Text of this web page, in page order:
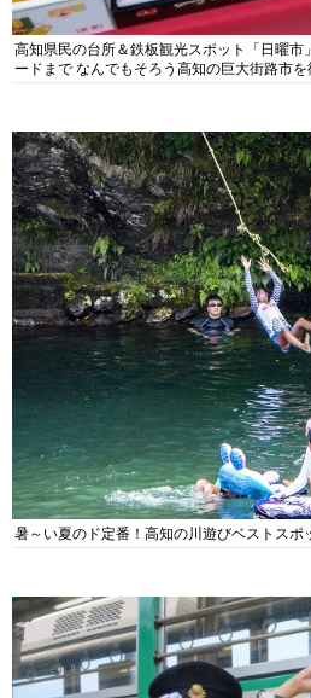
高知県民の台所＆鉄板観光スポット「日曜市
ードまで なんでもそろう高知の巨大街路市を
暑～い夏のド定番！高知の川遊びベストスポ